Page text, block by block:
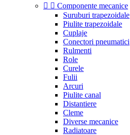
  Componente mecanice
Suruburi trapezoidale
Piulite trapezoidale
Cuplaje
Conectori pneumatici
Rulmenti
Role
Curele
Fulii
Arcuri
Piulite canal
Distantiere
Cleme
Diverse mecanice
Radiatoare